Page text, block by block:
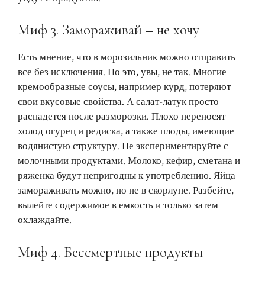
Миф 3. Замораживай – не хочу
Есть мнение, что в морозильник можно отправить
все без исключения. Но это, увы, не так. Многие
кремообразные соусы, например курд, потеряют
свои вкусовые свойства. А салат-латук просто
распадется после разморозки. Плохо переносят
холод огурец и редиска, а также плоды, имеющие
водянистую структуру. Не экспериментируйте с
молочными продуктами. Молоко, кефир, сметана и
ряженка будут непригодны к употреблению. Яйца
замораживать можно, но не в скорлупе. Разбейте,
вылейте содержимое в емкость и только затем
охлаждайте.
Миф 4. Бессмертные продукты